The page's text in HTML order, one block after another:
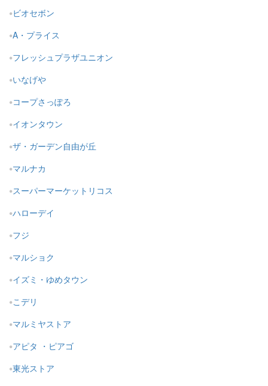
ビオセボン
A・プライス
フレッシュプラザユニオン
いなげや
コープさっぽろ
イオンタウン
ザ・ガーデン自由が丘
マルナカ
スーパーマーケットリコス
ハローデイ
フジ
マルショク
イズミ・ゆめタウン
こデリ
マルミヤストア
アピタ ・ピアゴ
東光ストア